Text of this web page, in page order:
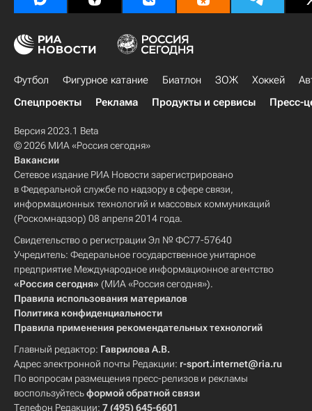
Футбол Фигурное катание Биатлон ЗОЖ Хоккей
Спецпроекты
Реклама Продукты и сервисы Пресс-
Версия 2023.1 Beta
© 2026 МИА «Россия сегодня»
Вакансии
Сетевое издание РИА Новости зарегистрировано
в Федеральной службе по надзору в сфере связи,
информационных технологий и массовых коммуникаций
(Роскомнадзор) 08 апреля 2014 года.
Свидетельство о регистрации Эл № ФС77-57640
Учредитель: Федеральное государственное унитарное
предприятие Международное информационное агентство
«Россия сегодня» (МИА «Россия сегодня»).
Правила использования материалов
Политика конфиденциальности
Правила применения рекомендательных технологий
Главный редактор: Гаврилова А.В.
Адрес электронной почты Редакции: r-sport.internet@ria.ru
По вопросам размещения пресс-релизов и рекламы
воспользуйтесьформой обратной связи
Телефон Редакции: 7 (495) 645-6601